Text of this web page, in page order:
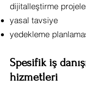
dijitalleştirme
yasal tavsiye
yedekleme
Spesifik iş
hizmetleri